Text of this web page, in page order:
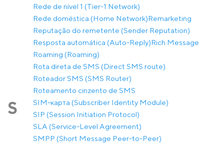
Rede de nível 1 (Tier-1 Network)
Rede doméstica (Home Network)Remarketing
Reputação do remetente (Sender Reputation)
Resposta automática (Auto-Reply)Rich Message
Roaming (Roaming)
Rota direta de SMS (Direct SMS route)
Roteador SMS (SMS Router)
Roteamento cinzento de SMS
S
SIM-карта (Subscriber Identity Module)
SIP (Session Initiation Protocol)
SLA (Service-Level Agreement)
SMPP (Short Message Peer-to-Peer)